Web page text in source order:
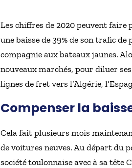
Les chiffres de 2020 peuvent faire
une baisse de 39% de son trafic
compagnie aux bateaux jaunes.
nouveaux marchés, pour diluer
lignes de fret vers l’Algérie,
Compenser la
Cela fait plusieurs mois
de voitures neuves. Au départ du
société toulonnaise avec à sa tête